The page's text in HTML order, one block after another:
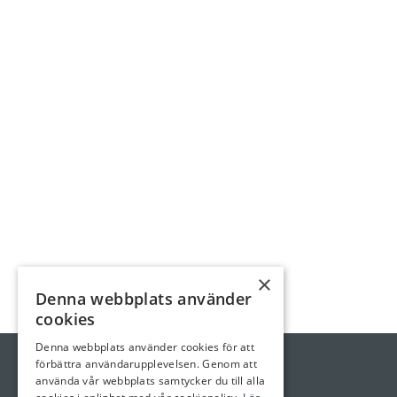
×
Denna webbplats använder
cookies
Denna webbplats använder cookies för att
förbättra användarupplevelsen. Genom att
använda vår webbplats samtycker du till alla